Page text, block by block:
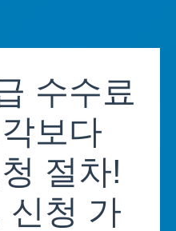
수수료
보다
절차!
신청 가